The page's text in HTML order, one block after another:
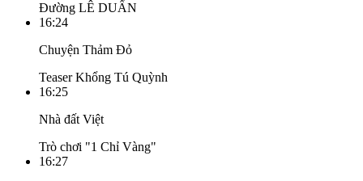
Đường LÊ DUẨN
16:24
Chuyện Thảm Đỏ
Teaser Khổng Tú Quỳnh
16:25
Nhà đất Việt
Trò chơi "1 Chỉ Vàng"
16:27